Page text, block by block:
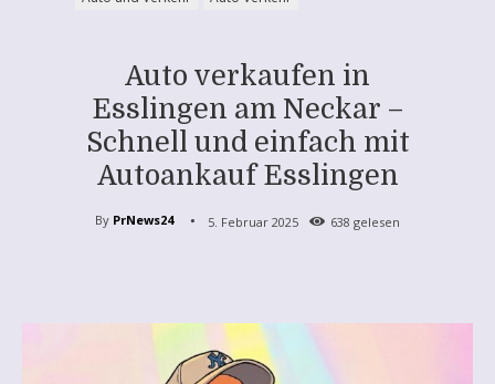
Auto verkaufen in
Esslingen am Neckar –
Schnell und einfach mit
Autoankauf Esslingen
By PrNews24 5. Februar 2025 638 gelesen